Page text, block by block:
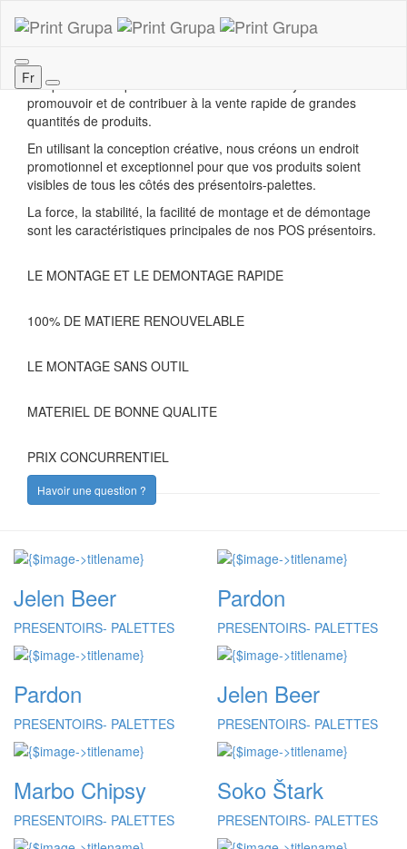
Fr
PRESENTOIRS- PALETTES
Les présentoirs- palettes sont un excellent moyen de
promouvoir et de contribuer à la vente rapide de grandes
quantités de produits.
En utilisant la conception créative, nous créons un endroit
promotionnel et exceptionnel pour que vos produits soient
visibles de tous les côtés des présentoirs-palettes.
La force, la stabilité, la facilité de montage et de démontage
sont les caractéristiques principales de nos POS présentoirs.
LE MONTAGE ET LE DEMONTAGE RAPIDE
100% DE MATIERE RENOUVELABLE
LE MONTAGE SANS OUTIL
MATERIEL DE BONNE QUALITE
PRIX CONCURRENTIEL
Havoir une question ?
Jelen Beer
PRESENTOIRS- PALETTES
Pardon
PRESENTOIRS- PALETTES
Pardon
PRESENTOIRS- PALETTES
Jelen Beer
PRESENTOIRS- PALETTES
Marbo Chipsy
PRESENTOIRS- PALETTES
Soko Štark
PRESENTOIRS- PALETTES